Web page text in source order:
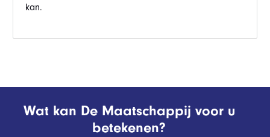
kan.
Wat kan De Maatschappij voor u
betekenen?